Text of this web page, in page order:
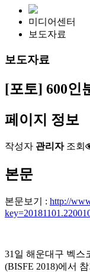
미디어센터
보도자료
보도자료
[포토] 600인
페이지 정보
작성자 관리자 조회
본문
본문보기 : http://
31일 해운대구 벡스
(BISFE 2018)에서